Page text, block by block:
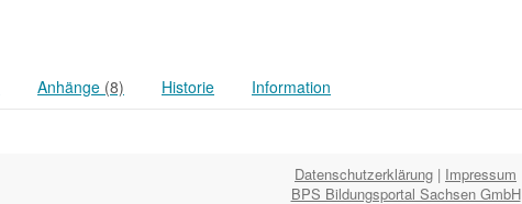
Anhänge (8) Historie Information
Datenschutzerklärung | Impressum
BPS Bildungsportal Sachsen GmbH